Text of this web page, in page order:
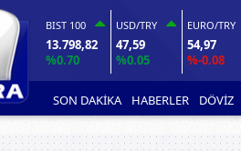
BIST 100
13.798,82
%0.70
USD/TRY
47,59
%0.05
EURO/TRY
54,97
%-0.08
SON DAKİKA HABERLER DÖVİZ